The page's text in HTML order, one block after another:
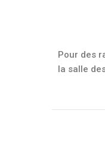
Pour des
la salle